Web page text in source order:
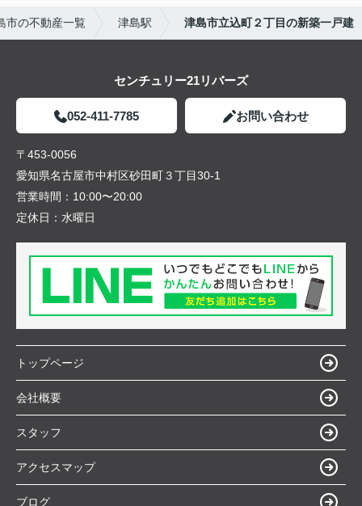
市の不動産一覧 津島駅 津島市立込町２丁目の新築一戸建
センチュリー21リバーズ
052-411-7785 お問い合わせ
〒453-0056
愛知県名古屋市中村区砂田町３丁目30-1
営業時間： 10:00〜20:00
定休日： 水曜日
トップページ
会社概要
スタッフ
アクセスマップ
ブログ